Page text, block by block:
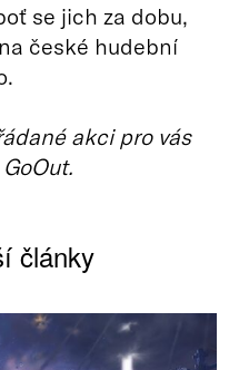
se jich za dobu,
české hudební
akci pro vás
články